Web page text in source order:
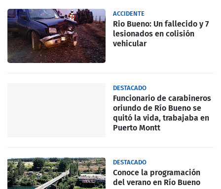
ACCIDENTE
Rio Bueno: Un fallecido y 7
lesionados en colisión
vehicular
DESTACADO
Funcionario de carabineros
oriundo de Río Bueno se
quitó la vida, trabajaba en
Puerto Montt
DESTACADO
Conoce la programación
del verano en Río Bueno